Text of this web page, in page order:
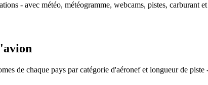
- avec météo, météogramme, webcams, pistes, carburant
de chaque pays par catégorie d'aéronef et longueur de